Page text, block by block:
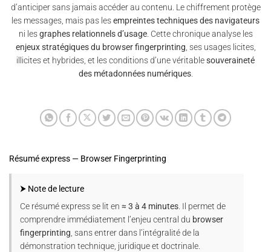
d’anticiper sans jamais accéder au contenu. Le chiffrement protège
les messages, mais pas lesempreintes techniques des navigateurs
ni lesgraphes relationnels d’usage. Cette chronique analyse les
enjeux stratégiques du browser fingerprinting , ses usages licites,
illicites et hybrides, et les conditions d’une véritablesouveraineté
des métadonnées numériques.
Résumé express — Browser Fingerprinting
⮞ Note de lecture
Ce résumé express se lit en≈ 3 à 4 minutes . Il permet de
comprendre immédiatement l’enjeu central du browser
fingerprinting , sans entrer dans l’intégralité de la
démonstration technique, juridique et doctrinale.